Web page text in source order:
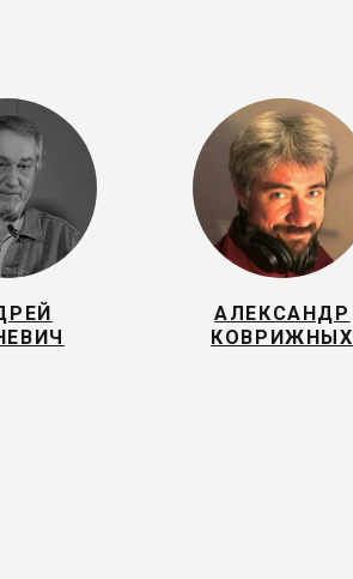
АЛЕКСАНДР
КОВРИЖНЫХ